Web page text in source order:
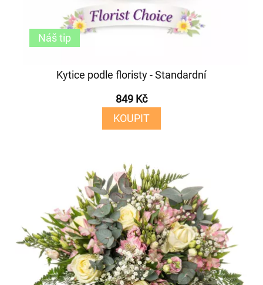
Kytice podle floristy - Standardní
849 Kč
KOUPIT
Náš tip